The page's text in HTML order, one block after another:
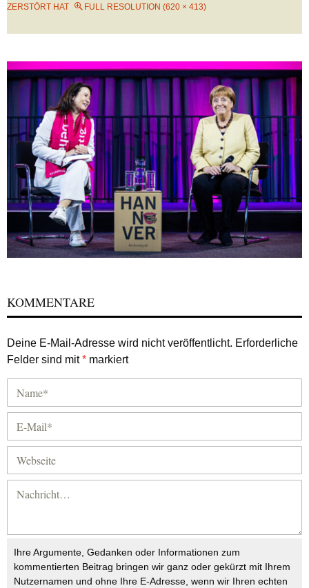
ZERSTÖRT HAT
FULL RESOLUTION (620 × 413)
KOMMENTARE
Deine E-Mail-Adresse wird nicht veröffentlicht. Erforderliche
Felder sind mit* markiert
Ihre Argumente, Gedanken oder Informationen zum
kommentierten Beitrag bringen wir ganz oder gekürzt mit Ihrem
Nutzernamen und ohne Ihre E-Adresse, wenn wir Ihren echten